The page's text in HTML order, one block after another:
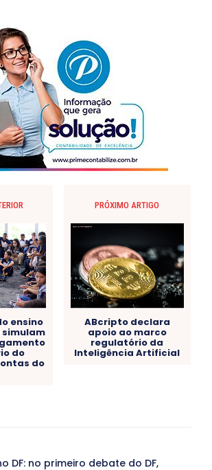
ensino
do
do
PRÓXIMO ARTIGO
ABcripto declara
apoio ao marco
regulatório da
Inteligência Artificial
& Esplanadumas
Crônica Política Crônicas
DF: no primeiro debate do DF,